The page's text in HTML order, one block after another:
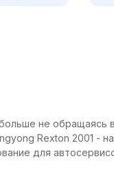
не обращаясь
Rexton 2001 -
для